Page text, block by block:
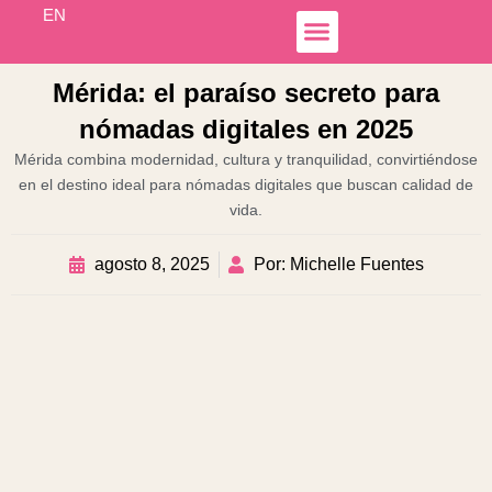
EN
Mérida: el paraíso secreto para
nómadas digitales en 2025
Mérida combina modernidad, cultura y tranquilidad, convirtiéndose
en el destino ideal para nómadas digitales que buscan calidad de
vida.
agosto 8, 2025 Por: Michelle Fuentes